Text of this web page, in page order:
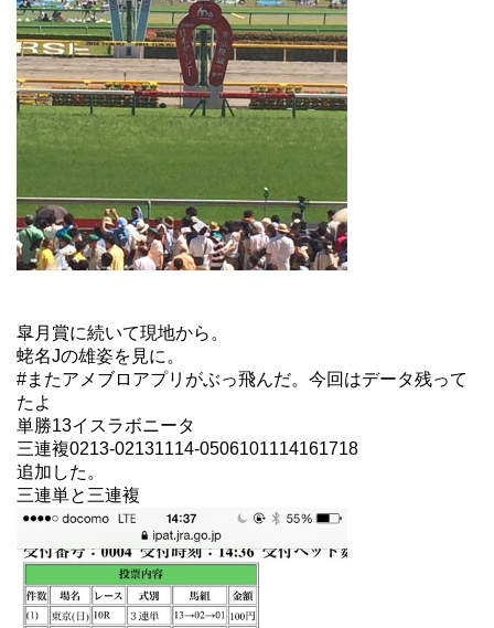
皐月賞に続いて現地から。
蛯名Jの雄姿を見に。
#またアメブロアプリがぶっ飛んだ。今回はデータ残って
たよ
単勝13イスラボニータ
三連複0213-02131114-0506101114161718
追加した。
三連単と三連複